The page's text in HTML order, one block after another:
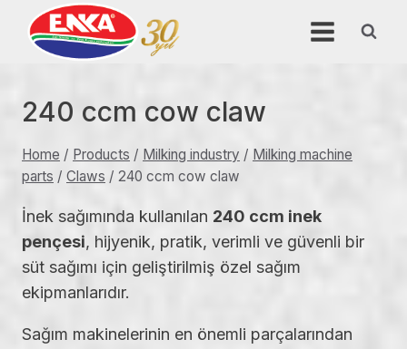
content
240 ccm cow claw
Home / Products / Milking industry / Milking machine
parts / Claws / 240 ccm cow claw
İnek sağımında kullanılan 240 ccm inek
pençesi, hijyenik, pratik, verimli ve güvenli bir
süt sağımı için geliştirilmiş özel sağım
ekipmanlarıdır.
Sağım makinelerinin en önemli parçalarından